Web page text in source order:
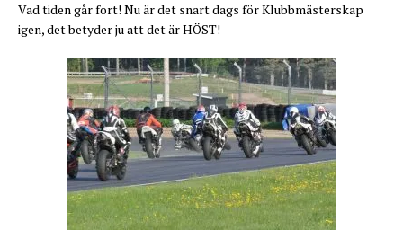
Vad tiden går fort! Nu är det snart dags för Klubbmästerskap
igen, det betyder ju att det är HÖST!